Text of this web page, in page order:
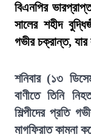
বিএনপির
সালের শহীদ
গভীর চক্রান্ত, যার
শনিবার (১৩
বাণীতে তিনি
শিল্পীদের প্রতি
মাগফিরাত কামনা